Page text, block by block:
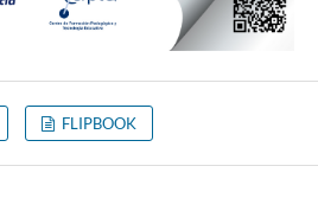
FLIPBOOK